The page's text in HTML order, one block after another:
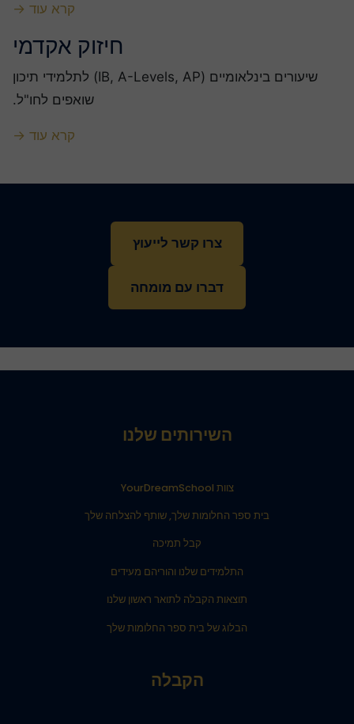
קרא עוד →
חיזוק אקדמי
שיעורים בינלאומיים (IB, A-Levels, AP) לתלמידי תיכון
שואפים לחו"ל.
קרא עוד →
צרו קשר לייעוץ
דברו עם מומחה
השירותים שלנו
צוות YourDreamSchool
בית ספר החלומות שלך, שותף להצלחה שלך
קבל תמיכה
התלמידים שלנו והוריהם מעידים
תוצאות הקבלה לתואר ראשון שלנו
הבלוג של בית ספר החלומות שלך
הקבלה